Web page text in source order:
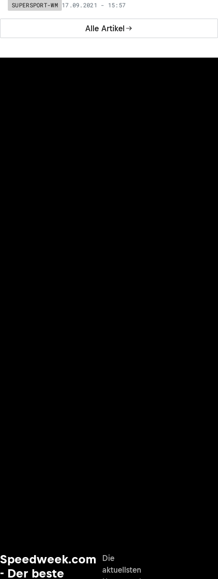
Alle Artikel
SUPERSPORT-WM 17.09.2021 - 15:57
Speedweek.com
- Der beste
Die
aktuellsten